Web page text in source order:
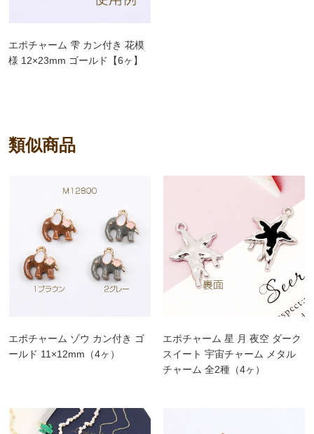
エポチャーム 雫 カン付き 花模
様 12×23mm ゴールド【6ヶ】
類似商品
エポチャーム ゾウ カン付き ゴ
ールド 11×12mm（4ヶ）
エポチャーム 星 月 夜空 ダーク
スイート 宇宙チャーム メタル
チャーム 全2種（4ヶ）